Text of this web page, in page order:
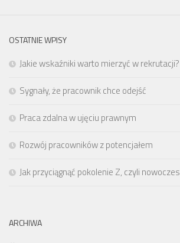
OSTATNIE WPISY
Jakie wskaźniki warto mierzyć w rekrutacji?
Sygnały, że pracownik chce odejść
Praca zdalna w ujęciu prawnym
Rozwój pracowników z potencjałem
Jak przyciągnąć pokolenie Z, czyli
ARCHIWA